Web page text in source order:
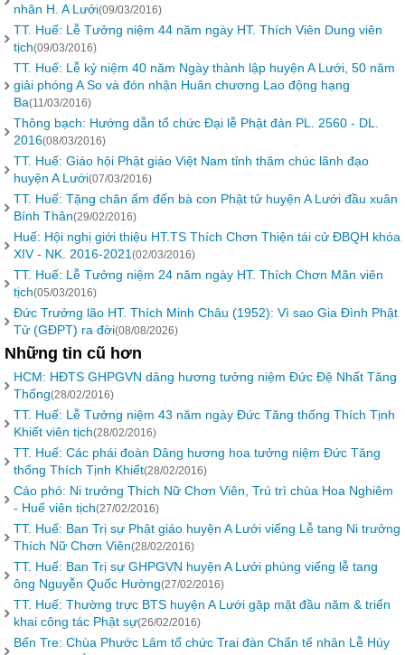
nhân H. A Lưới(09/03/2016)
TT. Huế: Lễ Tưởng niệm 44 năm ngày HT. Thích Viên Dung viên
tịch(09/03/2016)
TT. Huế: Lễ kỷ niệm 40 năm Ngày thành lập huyện A Lưới, 50 năm
giải phóng A So và đón nhận Huân chương Lao động hạng
Ba(11/03/2016)
Thông bạch: Hướng dẫn tổ chức Đại lễ Phật đản PL. 2560 - DL.
2016(08/03/2016)
TT. Huế: Giáo hội Phật giáo Việt Nam tỉnh thăm chúc lãnh đạo
huyện A Lưới(07/03/2016)
TT. Huế: Tặng chăn ấm đến bà con Phật tử huyện A Lưới đầu xuân
Bính Thân(29/02/2016)
Huế: Hội nghị giới thiệu HT.TS Thích Chơn Thiện tái cử ĐBQH khóa
XIV - NK. 2016-2021 (02/03/2016)
TT. Huế: Lễ Tưởng niệm 24 năm ngày HT. Thích Chơn Mãn viên
tịch(05/03/2016)
Đức Trưởng lão HT. Thích Minh Châu (1952): Vì sao Gia Đình Phật
Tử (GĐPT) ra đời(08/08/2026)
Những tin cũ hơn
HCM: HĐTS GHPGVN dâng hương tưởng niệm Đức Đệ Nhất Tăng
Thống(28/02/2016)
TT. Huế: Lễ Tưởng niệm 43 năm ngày Đức Tăng thống Thích Tịnh
Khiết viên tịch(28/02/2016)
TT. Huế: Các phái đoàn Dâng hương hoa tưởng niệm Đức Tăng
thống Thích Tịnh Khiết(28/02/2016)
Cáo phó: Ni trưởng Thích Nữ Chơn Viên, Trú trì chùa Hoa Nghiêm
- Huế viên tịch(27/02/2016)
TT. Huế: Ban Trị sự Phật giáo huyện A Lưới viếng Lễ tang Ni trưởng
Thích Nữ Chơn Viên(28/02/2016)
TT. Huế: Ban Trị sự GHPGVN huyện A Lưới phúng viếng lễ tang
ông Nguyễn Quốc Hường(27/02/2016)
TT. Huế: Thường trực BTS huyện A Lưới gặp mặt đầu năm & triển
khai công tác Phật sự(26/02/2016)
Bến Tre: Chùa Phước Lâm tổ chức Trai đàn Chẩn tế nhân Lễ Húy